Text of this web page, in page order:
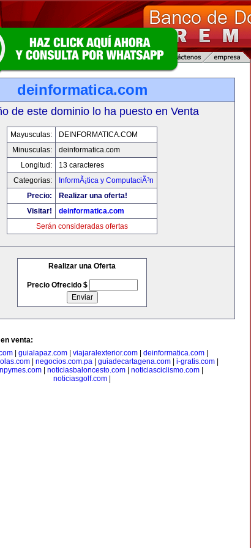
deinformatica.com
de este dominio lo ha puesto en Venta
Mayusculas:
DEINFORMATICA.COM
Minusculas:
deinformatica.com
Longitud:
13 caracteres
Categorias:
InformÃ¡tica y ComputaciÃ³n
Precio:
Realizar una oferta!
Visitar!
deinformatica.com
Serán consideradas ofertas
Realizar una Oferta
Precio Ofrecido $
venta:
guialapaz.com viajaralexterior.com deinformatica.com
| negocios.com.pa| guiadecartagena.com| i-gratis.com|
| noticiasbaloncesto.com| noticiasciclismo.com|
noticiasgolf.com